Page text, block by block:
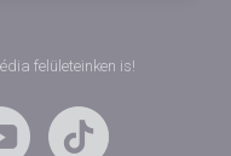
felületeinken is!